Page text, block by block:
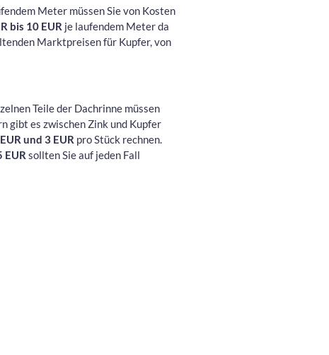
Meter müssen Sie von Kosten
bis 10 EUR je laufendem Meter da
Marktpreisen für Kupfer, von
Teile der Dachrinne müssen
gibt es zwischen Zink und Kupfer
und 3 EUR pro Stück rechnen.
EUR sollten Sie auf jeden Fall